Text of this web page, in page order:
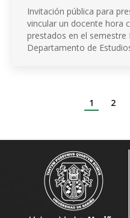
Invitación pública para
vincular un docente hora
prestados en el semestre
Departamento de
1 2